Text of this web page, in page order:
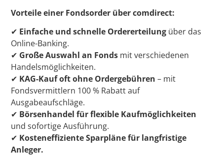
Vorteile einer Fondsorder über comdirect:
✔ Einfache und schnelle Ordererteilung über das
Online-Banking.
✔ Große Auswahl an Fonds mit verschiedenen
Handelsmöglichkeiten.
✔ KAG-Kauf oft ohne Ordergebühren – mit
Fondsvermittlern 100 % Rabatt auf
Ausgabeaufschläge.
✔ Börsenhandel für flexible Kaufmöglichkeiten
und sofortige Ausführung.
✔ Kosteneffiziente Sparpläne für langfristige
Anleger.